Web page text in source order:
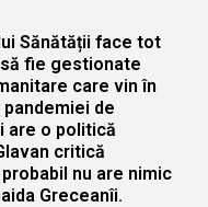
Sănătății face tot
fie gestionate
care vin în
de
are o politică
critică
nu are nimic
Greceanîi.